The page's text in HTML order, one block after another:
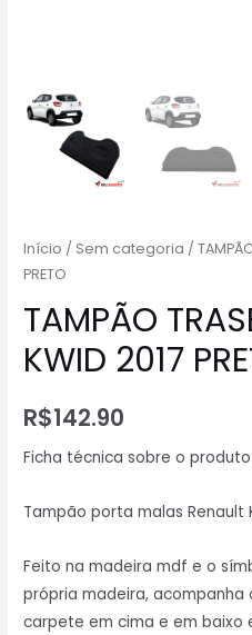
Início / Sem categoria /
PRETO
TAMPÃO
KWID 2017
R$142.90
Ficha técnica sobre o produto
Tampão porta malas Renault
Feito na madeira mdf e o
própria madeira,
carpete em cima e em baixo